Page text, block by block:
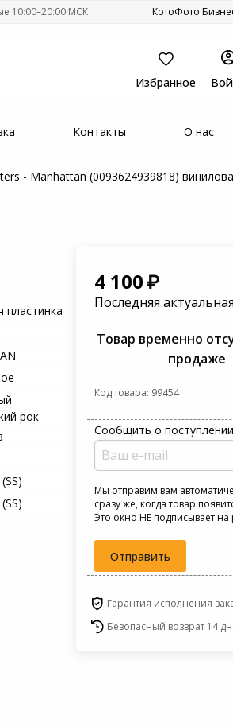
10:00–20:00 МСК КотоФото
Избранное
Контакты О нас
- Manhattan (0093624939818)
пластинка
рок
4 100
Последняя
Товар временно
продаже
Код товара: 99454
Сообщить о
Мы отправим вам
сразу же, когда товар
Это окно НЕ подписывает на
Отправить
Гарантия исполнения
Безопасный возврат 14